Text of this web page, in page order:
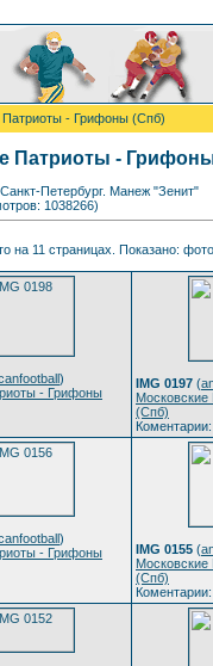
Патриоты - Грифоны (Спб)
Патриоты -
Санкт-Петербург. Манеж "Зенит"
1038266)
на 11 страницах. Показано:
)
- Грифоны
IMG 0197 (
(Спб)
)
- Грифоны
IMG 0155 (
(Спб)